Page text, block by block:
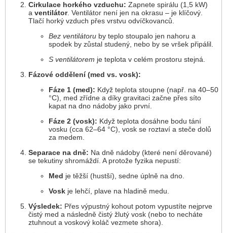
Cirkulace horkého vzduchu: Zapnete spirálu (1,5 kW)
a ventilátor. Ventilátor není jen na okrasu – je klíčový.
Tlačí horký vzduch přes vrstvu odvíčkovanců.
Bez ventilátoru by teplo stoupalo jen nahoru a
spodek by zůstal studený, nebo by se vršek připálil.
S ventilátorem je teplota v celém prostoru stejná.
Fázové oddělení (med vs. vosk):
Fáze 1 (med): Když teplota stoupne (např. na 40–50
°C), med zřídne a díky gravitaci začne přes síto
kapat na dno nádoby jako první.
Fáze 2 (vosk): Když teplota dosáhne bodu tání
vosku (cca 62–64 °C), vosk se roztaví a steče dolů
za medem.
Separace na dně: Na dně nádoby (které není děrované)
se tekutiny shromáždí. A protože fyzika nepustí:
Med je těžší (hustší), sedne úplně na dno.
Vosk je lehčí, plave na hladině medu.
Výsledek: Přes výpustný kohout potom vypustíte nejprve
čistý med a následně čistý žlutý vosk (nebo to necháte
ztuhnout a voskový koláč vezmete shora).